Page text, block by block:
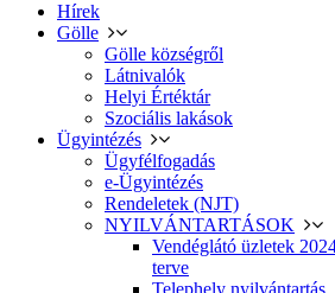
Hírek
Gölle
Gölle községről
Látnivalók
Helyi Értéktár
Szociális lakások
Ügyintézés
Ügyfélfogadás
e-Ügyintézés
Rendeletek (NJT)
NYILVÁNTARTÁSOK
Vendéglátó üzletek
terve
Telephely nyilvántartás